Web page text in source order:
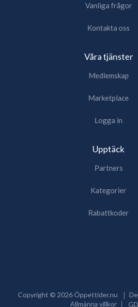
Vanliga frågor
Kontakta oss
Våra tjänster
Medlemskap
Marketplace
Logga in
Upptäck
Partners
Kategorier
Rabattkoder
Copyright © 2026Öppettider.nu
Allmänna villkor